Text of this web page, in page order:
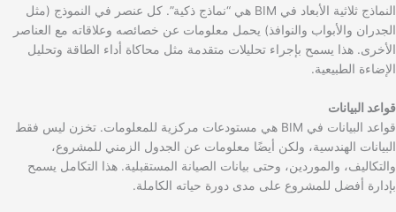
النماذج ثلاثية الأبعاد في BIM هي “نماذج ذكية”. كل عنصر في النموذج (مثل
الجدران والأبواب والنوافذ) يحمل معلومات عن خصائصه وعلاقاته مع العناصر
الأخرى. هذا يسمح بإجراء تحليلات متقدمة مثل محاكاة أداء الطاقة وتحليل
الإضاءة الطبيعية.
قواعد البيانات
قواعد البيانات في BIM هي مستودعات مركزية للمعلومات. تخزن ليس فقط
البيانات الهندسية، ولكن أيضًا معلومات عن الجدول الزمني للمشروع،
والتكاليف، والموردين، وحتى بيانات الصيانة المستقبلية. هذا التكامل يسمح
بإدارة أفضل للمشروع على مدى دورة حياته الكاملة.